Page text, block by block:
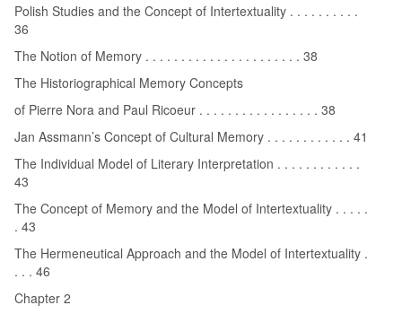
Polish Studies and the Concept of Intertextuality . . . . . . . . . .
36
The Notion of Memory . . . . . . . . . . . . . . . . . . . . . . 38
The Historiographical Memory Concepts
of Pierre Nora and Paul Ricoeur . . . . . . . . . . . . . . . . . 38
Jan Assmann’s Concept of Cultural Memory . . . . . . . . . . . . 41
The Individual Model of Literary Interpretation . . . . . . . . . . . .
43
The Concept of Memory and the Model of Intertextuality . . . . .
. 43
The Hermeneutical Approach and the Model of Intertextuality .
. . . 46
Chapter 2